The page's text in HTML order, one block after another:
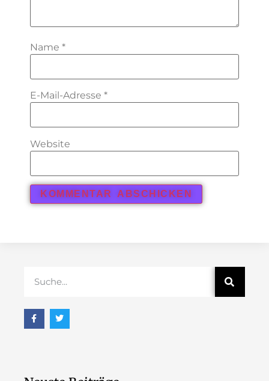
Name *
E-Mail-Adresse *
Website